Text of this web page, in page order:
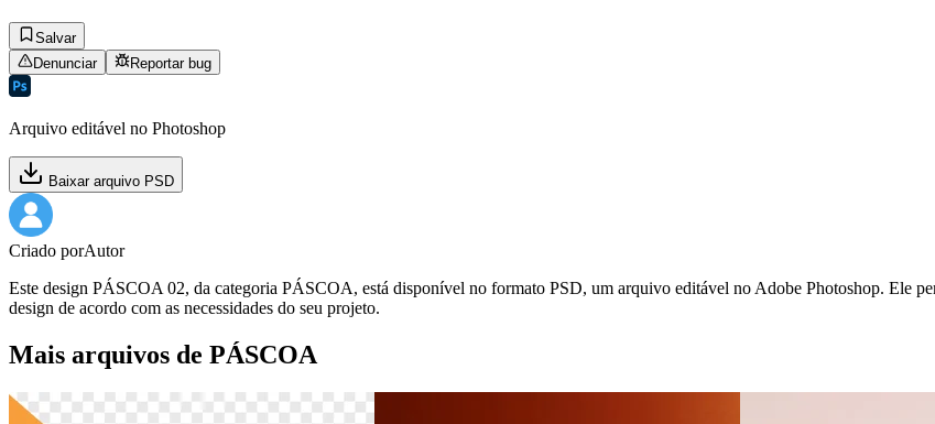
Salvar
Denunciar
Reportar bug
Arquivo editável no Photoshop
Baixar arquivo PSD
Criado porAutor
Este design PÁSCOA 02, da categoria PÁSCOA, está disponível no formato PSD, um arquivo editável no Adobe Photoshop. Ele
design de acordo com as necessidades do seu projeto.
Mais arquivos de PÁSCOA